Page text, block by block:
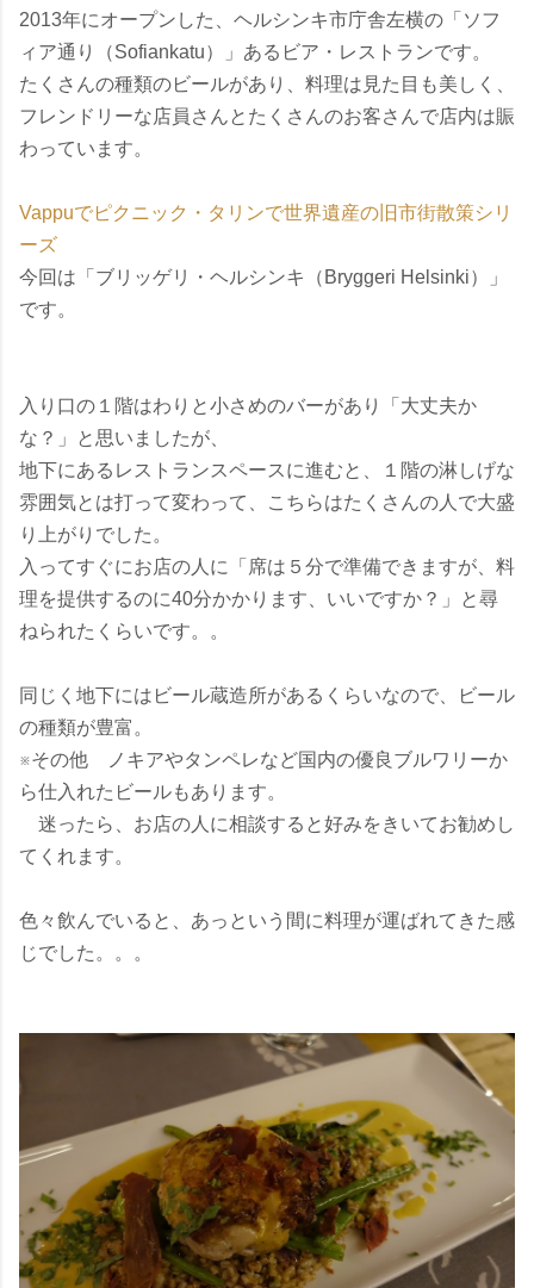
2013年にオープンした、ヘルシンキ市庁舎左横の「ソフ
ィア通り（Sofiankatu）」あるビア・レストランです。
たくさんの種類のビールがあり、料理は見た目も美しく、
フレンドリーな店員さんとたくさんのお客さんで店内は賑
わっています。
Vappuでピクニック・タリンで世界遺産の旧市街散策シリ
ーズ
今回は「ブリッゲリ・ヘルシンキ（Bryggeri Helsinki）」
です。
入り口の１階はわりと小さめのバーがあり「大丈夫か
な？」と思いましたが、
地下にあるレストランスペースに進むと、１階の淋しげな
雰囲気とは打って変わって、こちらはたくさんの人で大盛
り上がりでした。
入ってすぐにお店の人に「席は５分で準備できますが、料
理を提供するのに40分かかります、いいですか？」と尋
ねられたくらいです。。
同じく地下にはビール蔵造所があるくらいなので、ビール
の種類が豊富。
※その他 ノキアやタンペレなど国内の優良ブルワリーか
ら仕入れたビールもあります。
迷ったら、お店の人に相談すると好みをきいてお勧めし
てくれます。
色々飲んでいると、あっという間に料理が運ばれてきた感
じでした。。。